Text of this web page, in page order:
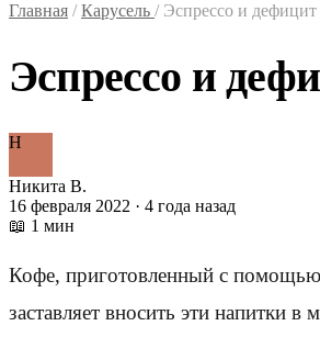
Главная / Карусель / Эспрессо и дефицит
Эспрессо и
Н
Никита В.
16 февраля 2022 · 4 года назад
📖 1 мин
Кофе, приготовленный с помощью
заставляет вносить эти напитки